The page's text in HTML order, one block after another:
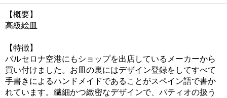
【概要】
高級絵皿
【特徴】
バルセロナ空港にもショップを出店しているメーカーから
買い付けました。お皿の裏にはデザイン登録をしてすべて
手書きによるハンドメイドであることがスペイン語で書か
れています。繊細かつ緻密なデザインで、パティオの扱う